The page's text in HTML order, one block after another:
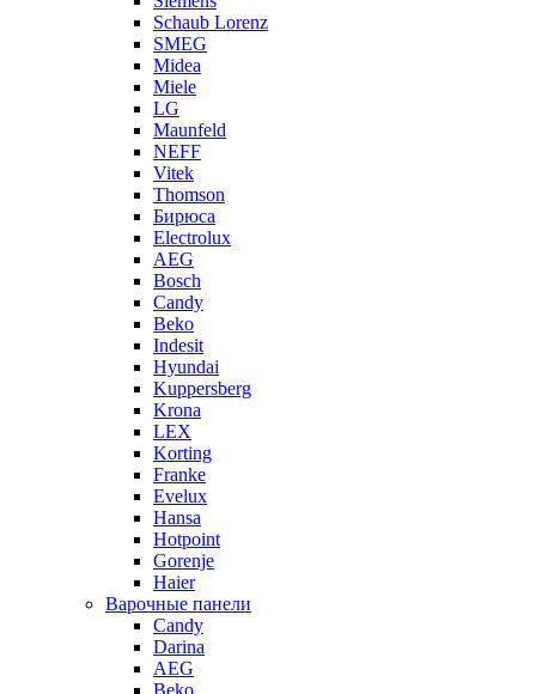
Schaub Lorenz
SMEG
Midea
Miele
LG
Maunfeld
NEFF
Vitek
Thomson
Бирюса
Electrolux
AEG
Bosch
Candy
Beko
Indesit
Hyundai
Kuppersberg
Krona
LEX
Korting
Franke
Evelux
Hansa
Hotpoint
Gorenje
Haier
Варочные панели
Candy
Darina
AEG